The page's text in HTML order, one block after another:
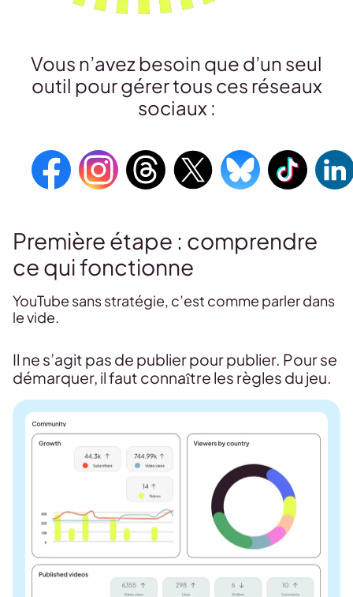
Vous n’avez besoin que d’un seul
outil pour gérer tous ces réseaux
sociaux :
Première étape : comprendre
ce qui fonctionne
YouTube sans stratégie, c’est comme parler dans
le vide.
Il ne s’agit pas de publier pour publier. Pour se
démarquer, il faut connaître les règles du jeu.